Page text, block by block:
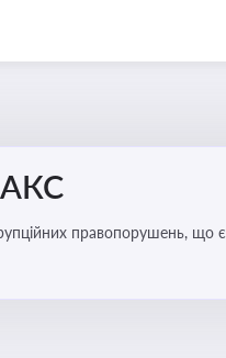
правопорушень, що є